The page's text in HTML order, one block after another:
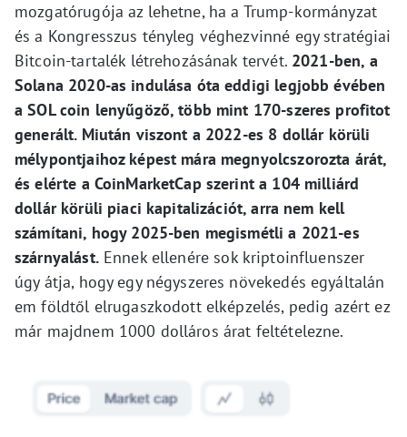
mozgatórugója az lehetne, ha a Trump-kormányzat
és a Kongresszus tényleg véghezvinné egy stratégiai
Bitcoin-tartalék létrehozásának tervét. 2021-ben, a
Solana 2020-as indulása óta eddigi legjobb évében
a SOL coin lenyűgöző, több mint 170-szeres profitot
generált. Miután viszont a 2022-es 8 dollár körüli
mélypontjaihoz képest mára megnyolcszorozta árát,
és elérte a CoinMarketCap szerint a 104 milliárd
dollár körüli piaci kapitalizációt, arra nem kell
számítani, hogy 2025-ben megismétli a 2021-es
szárnyalást.Ennek ellenére sok kriptoinfluenszer
úgy átja, hogy egy négyszeres növekedés egyáltalán
em földtől elrugaszkodott elképzelés, pedig azért ez
már majdnem 1000 dolláros árat feltételezne.